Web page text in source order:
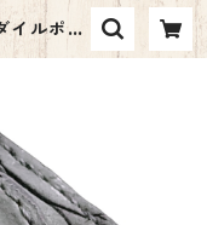
ルポロ